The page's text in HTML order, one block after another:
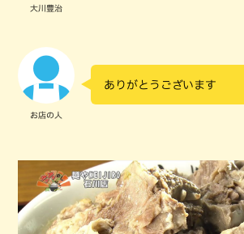
大川豊治
お店の人
ありがとうございます